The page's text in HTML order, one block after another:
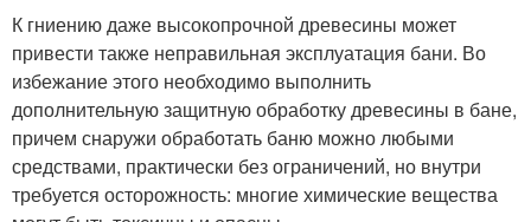
К гниению даже высокопрочной древесины может
привести также неправильная эксплуатация бани. Во
избежание этого необходимо выполнить
дополнительную защитную обработку древесины в бане,
причем снаружи обработать баню можно любыми
средствами, практически без ограничений, но внутри
требуется осторожность: многие химические вещества